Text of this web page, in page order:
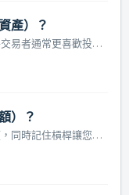
產）？
選擇交易工具涉及很多因素。新手交易者通常更喜歡投資他們熟悉或可以輕鬆獲得相關信息的工具。經驗豐富的交易者有時更喜歡交易多種工具，以實現投資組合多元化、更好地管理風險並從更多市場機會中獲益。您可以通過關注市場分析甚至只是觀看新聞來選擇工具。有很多資源提供有關交易機會的信息，它們可以幫助您決定交易哪種工具。
）？
您應該始終選擇您覺得合適的金額，同時記住槓桿讓您有機會以相對較小的投資進行大額交易。較大的交易提供更大的潛在利潤或損失。如果金額較小，您的交易當然會進展得更慢。請記住：您始終受到我們具有法律約束力的負餘額保護的保護，這可確保您的帳戶永遠不會出現負值。